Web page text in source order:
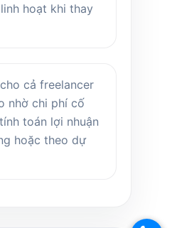
hoạt khi thay
cả freelancer
nhờ chi phí cố
toán lợi nhuận
hoặc theo dự